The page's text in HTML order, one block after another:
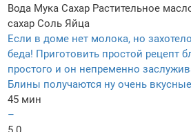
Вода Мука Сахар Растительное
сахар Соль Яйца
Если в доме нет молока, но
беда! Приготовить простой рецепт
простого и он непременно
Блины получаются ну очень
45 мин
–